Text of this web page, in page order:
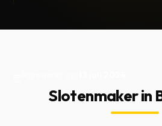
Slotenmaker in